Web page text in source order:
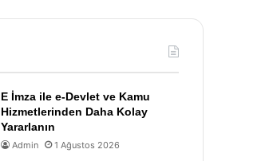
E İmza ile e-Devlet ve Kamu
Hizmetlerinden Daha Kolay
Yararlanın
Admin 1 Ağustos 2026